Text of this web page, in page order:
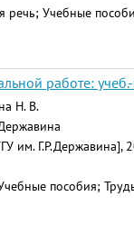
речь; Учебные
работе:
Н. В.
им. Г.Р.Державина],
пособия;